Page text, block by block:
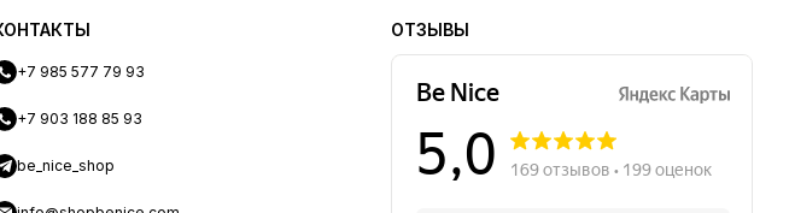
+7 985 577 79 93
+7 903 188 85 93
be_nice_shop
ОТЗЫВЫ